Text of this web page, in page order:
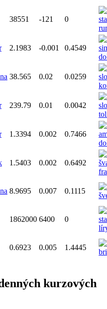
38551 -121 0
2.1983 -0.001 0.4549
38.565 0.02 0.0259
239.79 0.01 0.0042
1.3394 0.002 0.7466
1.5403 0.002 0.6492
8.9695 0.007 0.1115
1862000 6400 0
0.6923 0.005 1.4445
kurzových